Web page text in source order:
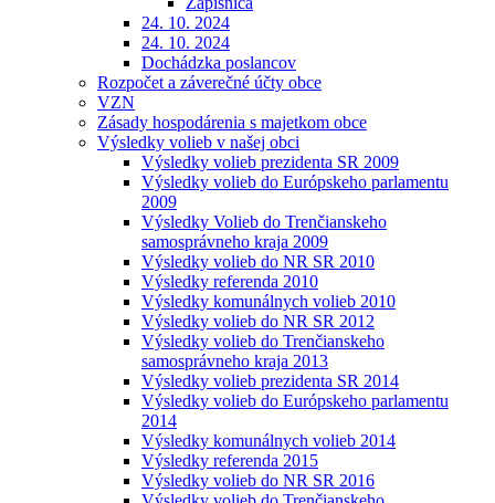
24. 10. 2024
24. 10. 2024
Dochádzka poslancov
Rozpočet a záverečné účty obce
VZN
Zásady hospodárenia s majetkom obce
Výsledky volieb v našej obci
Výsledky volieb prezidenta SR 2009
Výsledky volieb do Európskeho parlamentu
2009
Výsledky Volieb do Trenčianskeho
samosprávneho kraja 2009
Výsledky volieb do NR SR 2010
Výsledky referenda 2010
Výsledky komunálnych volieb 2010
Výsledky volieb do NR SR 2012
Výsledky volieb do Trenčianskeho
samosprávneho kraja 2013
Výsledky volieb prezidenta SR 2014
Výsledky volieb do Európskeho parlamentu
2014
Výsledky komunálnych volieb 2014
Výsledky referenda 2015
Výsledky volieb do NR SR 2016